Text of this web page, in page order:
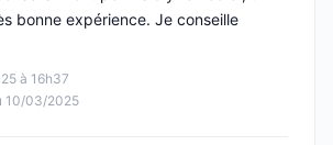
à 16h37
10/03/2025
bonne expérience. Je conseille